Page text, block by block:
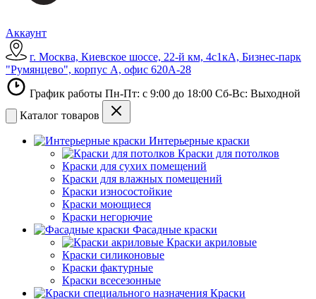
Аккаунт
г. Москва, Киевское шоссе, 22-й км, 4с1кА, Бизнес-парк
"Румянцево", корпус А, офис 620А-28
График работы Пн-Пт: с 9:00 до 18:00 Сб-Вс: Выходной
Каталог товаров
Интерьерные краски
Краски для потолков
Краски для сухих помещений
Краски для влажных помещений
Краски износостойкие
Краски моющиеся
Краски негорючие
Фасадные краски
Краски акриловые
Краски силиконовые
Краски фактурные
Краски всесезонные
Краски